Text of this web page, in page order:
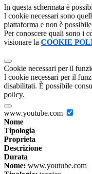
In questa schermata è
I cookie necessari sono
piattaforma e non è
Per conoscere quali sono i
visionare la COOKIE
Cookie necessari per il
I cookie necessari per il
disabilitati. È possibile
policy.
www.youtube.com
Nome
Tipologia
Proprieta
Descrizione
Durata
Nome: www.youtube.com